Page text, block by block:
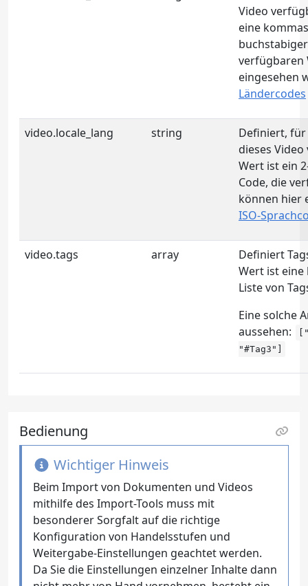
Video
eine
verfügbaren
eingesehen
Ländercodes
video.locale_lang string
Definiert, für
dieses
Wert ist ein
Code, die
können hier
ISO-
video.tags array
Definiert
Wert ist
Liste von
Eine solche
aussehen:
"#Tag3"]
Bedienung
Wichtiger Hinweis
Beim Import von Dokumenten und Videos
mithilfe des Import-Tools muss mit
besonderer Sorgfalt auf die richtige
Konfiguration von Handelsstufen und
Weitergabe-Einstellungen geachtet werden.
Da Sie die Einstellungen einzelner Inhalte dann